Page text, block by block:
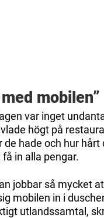
mobilen”
var inget
högt på
de hade och hur hårt
in alla pengar.
jobbar så mycket
mobilen in i
utlandssamtal,